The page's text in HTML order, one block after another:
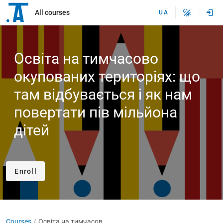
All courses UA
Освіта на тимчасово
окупованих територіях: що
там відбувається і як нам
повертати пів мільйона
дітей
Enroll